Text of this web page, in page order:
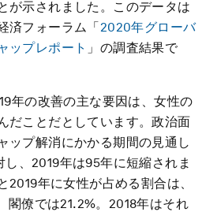
が示されました。このデータは
済フォーラム「2020年グローバ
ップレポート 」の調査結果で
年の改善の主な要因は、女性の
だことだとしています。政治面
ップ解消にかかる期間の見通し
し、2019年は95年に短縮されま
2019年に女性が占める割合は、
閣僚では21.2%。2018年はそれ